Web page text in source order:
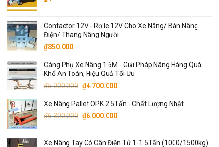
Contactor 12V - Rơ le 12V Cho Xe Nâng/ Bàn Nâng
Điện/ Thang Nâng Người
₫850.000
Càng Phụ Xe Nâng 1.6M - Giải Pháp Nâng Hàng Quá
Khổ An Toàn, Hiệu Quả Tối Ưu
₫5.000.000 Giá
là:
₫5.000.000.
₫4.700.000Giá
tại
là:
Xe Nâng Pallet OPK 2.5Tấn - Chất Lượng Nhật
₫6.300.000 Giá
₫6.000.000Giá
Xe Nâng Tay Có Cân Điện Tử 1-1.5Tấn (1000/1500kg)